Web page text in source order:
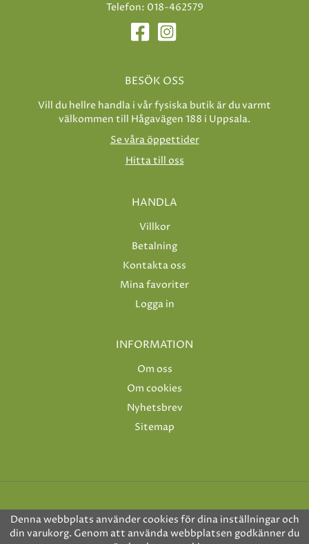
Telefon: 018-462579
BESÖK OSS
Vill du hellre handla i vår fysiska butik är du varmt
välkommen till Hågavägen 188 i Uppsala.
Se våra öppettider
Hitta till oss
HANDLA
Villkor
Betalning
Kontakta oss
Mina favoriter
Logga in
INFORMATION
Om oss
Om cookies
Nyhetsbrev
Sitemap
Denna webbplats använder cookies för dina inställningar och
din varukorg. Genom att använda webbplatsen godkänner du